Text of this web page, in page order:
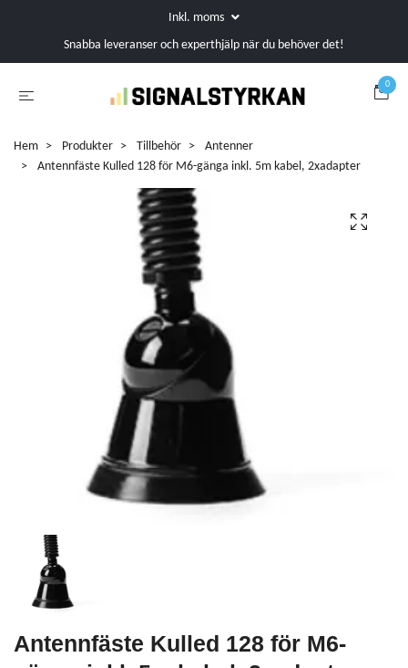
Inkl. moms
Snabba leveranser och experthjälp när du behöver det!
0
Hem Produkter Tillbehör
Antenner
Antennfäste Kulled 128 för M6-gänga inkl. 5m kabel, 2xadapter
Antennfäste Kulled 128 för M6-